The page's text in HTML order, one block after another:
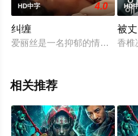
HD中字 4.0
纠缠
爱丽丝是一名抑郁的情妇，她
HD
被
香椎
相关推荐